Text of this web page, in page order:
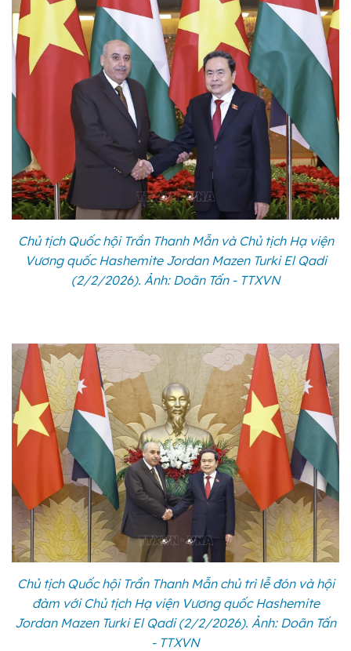
Chủ tịch Quốc hội Trần Thanh Mẫn và Chủ tịch Hạ viện
Vương quốc Hashemite Jordan Mazen Turki El Qadi
(2/2/2026). Ảnh: Doãn Tấn - TTXVN
Chủ tịch Quốc hội Trần Thanh Mẫn chủ trì lễ đón và hội
đàm với Chủ tịch Hạ viện Vương quốc Hashemite
Jordan Mazen Turki El Qadi (2/2/2026). Ảnh: Doãn Tấn
- TTXVN